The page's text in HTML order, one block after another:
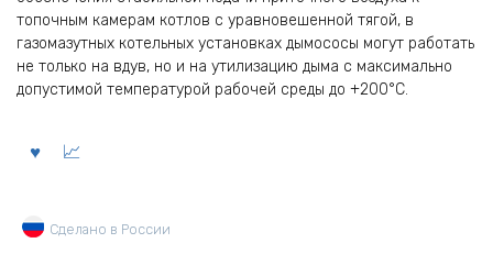
топочным камерам котлов с уравновешенной тягой, в
газомазутных котельных установках дымососы могут работать
не только на вдув, но и на утилизацию дыма с максимально
допустимой температурой рабочей среды до +200°С.
Сделано в России